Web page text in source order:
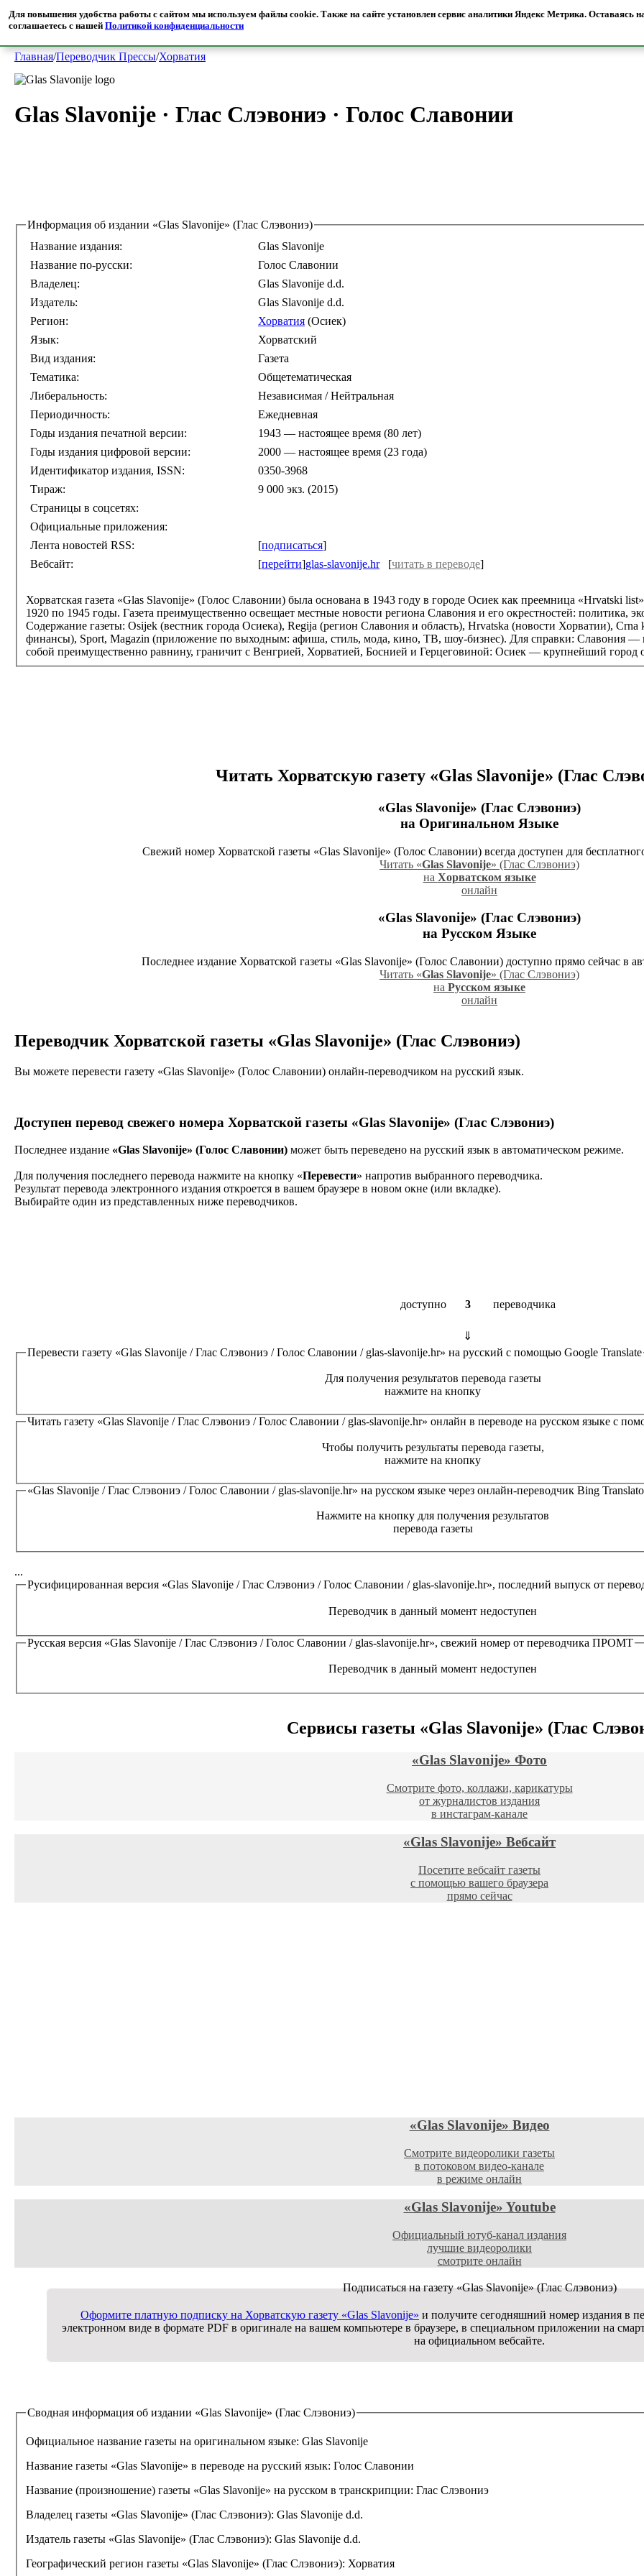
MrTranslate·Пресса
Читайте иностранные СМИ в переводе на русском языке
Главная/Переводчик Прессы/Хорватия
Glas Slavonije · Глас Слэвониэ · Голос Славонии
Информация об издании «Glas Slavonije» (Глас Слэвониэ)
Название издания:
Glas Slavonije
Название по-русски:
Голос Славонии
Владелец:
Glas Slavonije d.d.
Издатель:
Glas Slavonije d.d.
Регион:
Хорватия (Осиек)
Язык:
Хорватский
Вид издания:
Газета
Тематика:
Общетематическая
Либеральность:
Независимая / Нейтральная
Периодичность:
Ежедневная
Годы издания печатной версии:
1943 — настоящее время (80 лет)
Годы издания цифровой версии:
2000 — настоящее время (23 года)
Идентификатор издания, ISSN:
0350-3968
Тираж:
9 000 экз. (2015)
Страницы в соцсетях:
Официальные приложения:
Лента новостей RSS:
[подписаться]
Вебсайт:
[перейти]glas-slavonije.hr [читать в переводе]
Хорватская газета «Glas Slavonije» (Голос Славонии) была основана в 1943 году в городе Осиек как преемница «Hrvatski
1920 по 1945 годы. Газета преимущественно освещает местные новости региона Славония и его окрестностей: политика,
Содержание газеты: Osijek (вестник города Осиека), Regija (регион Славония и область), Hrvatska (новости Хорватии),
финансы), Sport, Magazin (приложение по выходным: афиша, стиль, мода, кино, ТВ, шоу-бизнес). Для справки: Славония —
собой преимущественно равнину, граничит с Венгрией, Хорватией, Боснией и Герцеговиной: Осиек — крупнейший город
Читать Хорватскую газету «Glas Slavonije» (Глас
«Glas Slavonije» (Глас Слэвониэ)
на Оригинальном Языке
Свежий номер Хорватской газеты «Glas Slavonije» (Голос Славонии) всегда доступен для
Читать «Glas Slavonije» (Глас Слэвониэ)
на Хорватском языке
онлайн
«Glas Slavonije» (Глас Слэвониэ)
на Русском Языке
Последнее издание Хорватской газеты «Glas Slavonije» (Голос Славонии) доступно прямо сейчас в
Читать «Glas Slavonije» (Глас Слэвониэ)
на Русском языке
онлайн
Переводчик Хорватской газеты «Glas Slavonije» (Глас Слэвониэ)
Вы можете перевести газету «Glas Slavonije» (Голос Славонии) онлайн-переводчиком на русский язык.
Доступен перевод свежего номера Хорватской газеты «Glas Slavonije» (Глас Слэвониэ)
Последнее издание «Glas Slavonije» (Голос Славонии) может быть переведено на русский язык в автоматическом режиме.
Для получения последнего перевода нажмите на кнопку «Перевести» напротив выбранного переводчика.
Результат перевода электронного издания откроется в вашем браузере в новом окне (или вкладке).
Выбирайте один из представленных ниже переводчиков.
доступно 3 переводчика
⇓
Перевести газету «Glas Slavonije / Глас Слэвониэ / Голос Славонии / glas-slavonije.hr» на русский с помощью Google Translate
Для получения результатов перевода газеты
нажмите на кнопку
Читать газету «Glas Slavonije / Глас Слэвониэ / Голос Славонии / glas-slavonije.hr» онлайн в переводе на русском языке с
Чтобы получить результаты перевода газеты,
нажмите на кнопку
«Glas Slavonije / Глас Слэвониэ / Голос Славонии / glas-slavonije.hr» на русском языке через онлайн-переводчик Bing
Нажмите на кнопку для получения результатов
перевода газеты
...
Русифицированная версия «Glas Slavonije / Глас Слэвониэ / Голос Славонии / glas-slavonije.hr», последний выпуск от
Переводчик в данный момент недоступен
Русская версия «Glas Slavonije / Глас Слэвониэ / Голос Славонии / glas-slavonije.hr», свежий номер от переводчика ПРОМТ
Переводчик в данный момент недоступен
Сервисы газеты «Glas Slavonije» (Глас
«Glas Slavonije» Фото
Смотрите фото, коллажи, карикатуры
от журналистов издания
в инстаграм-канале
«Glas Slavonije» Вебсайт
Посетите вебсайт газеты
с помощью вашего браузера
прямо сейчас
«Glas Slavonije» Видео
Смотрите видеоролики газеты
в потоковом видео-канале
в режиме онлайн
«Glas Slavonije» Youtube
Официальный ютуб-канал издания
лучшие видеоролики
смотрите онлайн
Подписаться на газету«Glas Slavonije» (Глас Слэвониэ)
Оформите платную подписку на Хорватскую газету «Glas Slavonije» и получите сегодняшний номер издания в
электронном виде в формате PDF в оригинале на вашем компьютере в браузере, в специальном приложении на
на официальном вебсайте.
Сводная информация об издании «Glas Slavonije» (Глас Слэвониэ)
Официальное название газеты на оригинальном языке: Glas Slavonije
Название газеты «Glas Slavonije» в переводе на русский язык: Голос Славонии
Название (произношение) газеты «Glas Slavonije» на русском в транскрипции: Глас Слэвониэ
Владелец газеты «Glas Slavonije» (Глас Слэвониэ): Glas Slavonije d.d.
Издатель газеты «Glas Slavonije» (Глас Слэвониэ): Glas Slavonije d.d.
Географический регион газеты «Glas Slavonije» (Глас Слэвониэ): Хорватия
Для повышения удобства работы с сайтом мы используем файлы cookie. Также на сайте установлен сервис аналитики Яндекс Метрика. Оставаясь
соглашаетесь с нашей Политикой конфиденциальности